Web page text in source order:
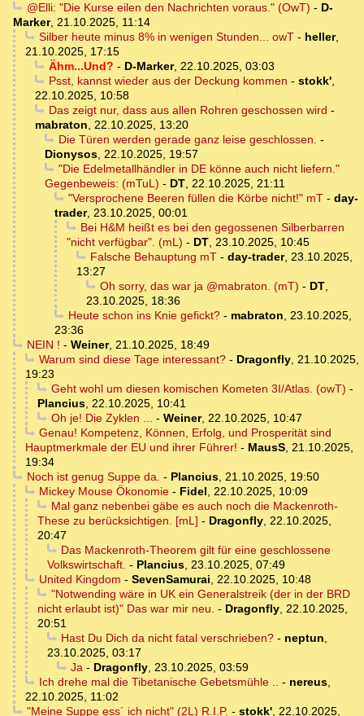
@Elli: "Die Kurse eilen den Nachrichten voraus." (OwT) - D-
Marker, 21.10.2025, 11:14
Silber heute minus 8% in wenigen Stunden... owT- heller,
21.10.2025, 17:15
Ähm...Und? - D-Marker, 22.10.2025, 03:03
Psst, kannst wieder aus der Deckung kommen - stokk',
22.10.2025, 10:58
Das zeigt nur, dass aus allen Rohren geschossen wird -
mabraton, 22.10.2025, 13:20
Die Türen werden gerade ganz leise geschlossen. -
Dionysos, 22.10.2025, 19:57
"Die Edelmetallhändler in DE könne auch nicht liefern."
Gegenbeweis: (mTuL) - DT, 22.10.2025, 21:11
"Versprochene Beeren füllen die Körbe nicht!" mT- day-
trader, 23.10.2025, 00:01
Bei H&M heißt es bei den gegossenen Silberbarren
"nicht verfügbar". (mL) - DT, 23.10.2025, 10:45
Falsche Behauptung mT- day-trader, 23.10.2025,
13:27
Oh sorry, das war ja @mabraton. (mT) - DT,
23.10.2025, 18:36
Heute schon ins Knie gefickt?- mabraton, 23.10.2025,
23:36
NEIN ! - Weiner, 21.10.2025, 18:49
Warum sind diese Tage interessant?- Dragonfly, 21.10.2025,
19:23
Geht wohl um diesen komischen Kometen 3I/Atlas. (owT) -
Plancius, 22.10.2025, 10:41
Oh je! Die Zyklen ... - Weiner, 22.10.2025, 10:47
Genau! Kompetenz, Können, Erfolg, und Prosperität sind
Hauptmerkmale der EU und ihrer Führer! - MausS, 21.10.2025,
19:34
Noch ist genug Suppe da. - Plancius, 21.10.2025, 19:50
Mickey Mouse Ökonomie- Fidel, 22.10.2025, 10:09
Mal ganz nebenbei gäbe es auch noch die Mackenroth-
These zu berücksichtigen. [mL] - Dragonfly, 22.10.2025,
20:47
Das Mackenroth-Theorem gilt für eine geschlossene
Volkswirtschaft. - Plancius, 23.10.2025, 07:49
United Kingdom - SevenSamurai, 22.10.2025, 10:48
"Notwending wäre in UK ein Generalstreik (der in der BRD
nicht erlaubt ist)" Das war mir neu. - Dragonfly, 22.10.2025,
20:51
Hast Du Dich da nicht fatal verschrieben?- neptun,
23.10.2025, 03:17
Ja- Dragonfly, 23.10.2025, 03:59
Ich drehe mal die Tibetanische Gebetsmühle .. - nereus,
22.10.2025, 11:02
"Meine Suppe ess´ ich nicht" (2L) R.I.P. - stokk', 22.10.2025,